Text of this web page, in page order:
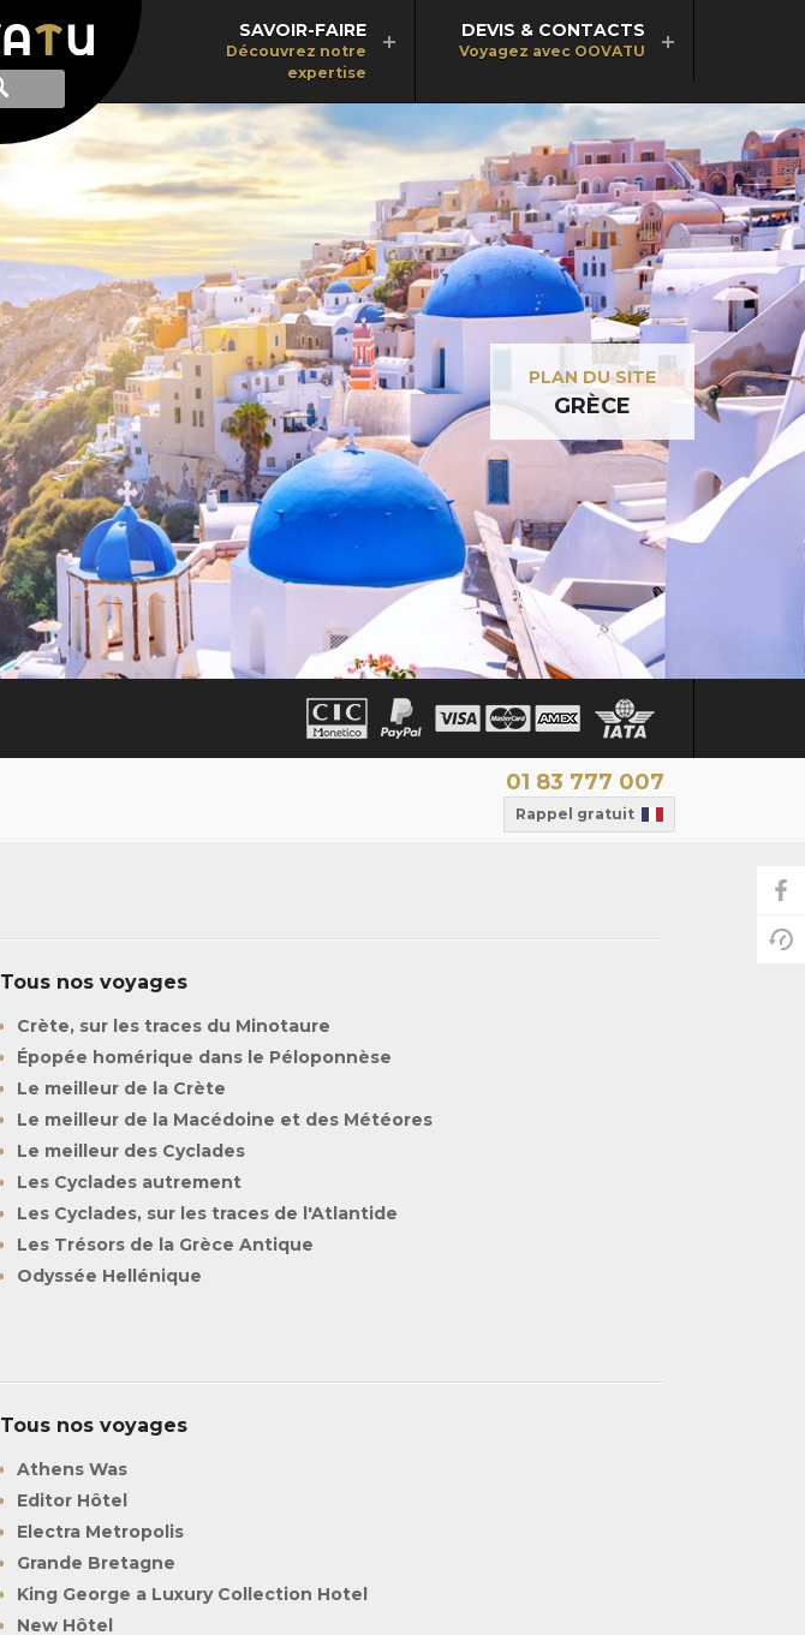
SAVOIR-FAIRE
Découvrez notre
expertise
DEVIS & CONTACTS
Voyagez avec OOVATU
PLAN DU SITE
GRÈCE
01 83 777 007
Rappel gratuit
Tous nos voyages
Crète, sur les traces du Minotaure
Épopée homérique dans le Péloponnèse
Le meilleur de la Crète
Le meilleur de la Macédoine et des Météores
Le meilleur des Cyclades
Les Cyclades autrement
Les Cyclades, sur les traces de l'Atlantide
Les Trésors de la Grèce Antique
Odyssée Hellénique
Tous nos voyages
Athens Was
Editor Hôtel
Electra Metropolis
Grande Bretagne
King George a Luxury Collection Hotel
New Hôtel